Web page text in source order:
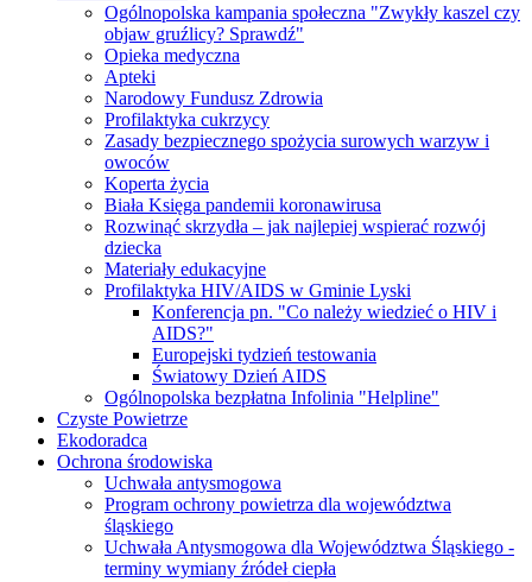
Ogólnopolska kampania społeczna "Zwykły kaszel czy
objaw gruźlicy? Sprawdź"
Opieka medyczna
Apteki
Narodowy Fundusz Zdrowia
Profilaktyka cukrzycy
Zasady bezpiecznego spożycia surowych warzyw i
owoców
Koperta życia
Biała Księga pandemii koronawirusa
Rozwinąć skrzydła – jak najlepiej wspierać rozwój
dziecka
Materiały edukacyjne
Profilaktyka HIV/AIDS w Gminie Lyski
Konferencja pn. "Co należy wiedzieć o HIV i
AIDS?"
Europejski tydzień testowania
Światowy Dzień AIDS
Ogólnopolska bezpłatna Infolinia "Helpline"
Czyste Powietrze
Ekodoradca
Ochrona środowiska
Uchwała antysmogowa
Program ochrony powietrza dla województwa
śląskiego
Uchwała Antysmogowa dla Województwa Śląskiego -
terminy wymiany źródeł ciepła